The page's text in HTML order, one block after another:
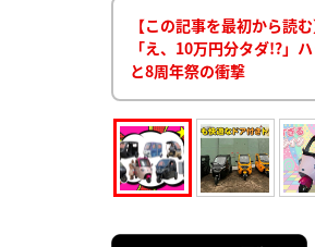
【この記事を最初から読む
「え、10万円分タダ!?」
と8周年祭の衝撃